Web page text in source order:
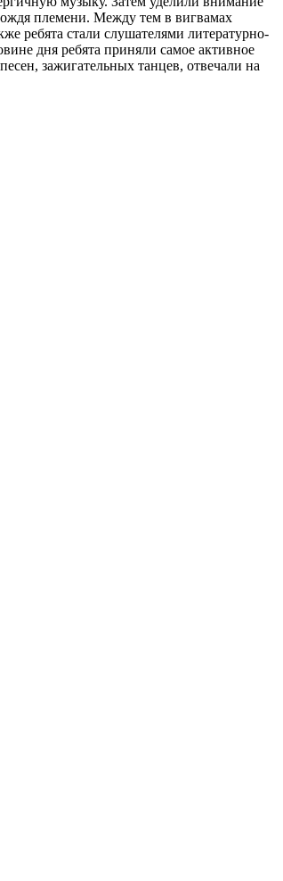
племени. Между тем в вигвамах
ребята стали слушателями литературно-
дня ребята приняли самое активное
зажигательных танцев, отвечали на